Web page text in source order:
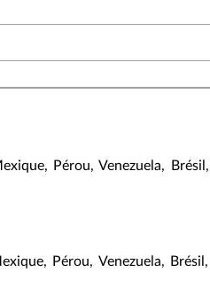
Pérou, Venezuela,
Pérou, Venezuela, Brésil,